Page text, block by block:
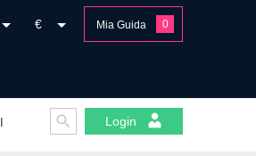
Mia Guida 0
€
Login